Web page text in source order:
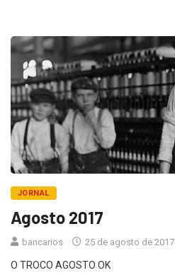
JORNAL
Agosto 2017
bancarios 25 de agosto de 2017
O TROCO AGOSTO OK